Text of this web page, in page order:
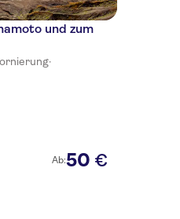
und zum
·
Ab:50 €